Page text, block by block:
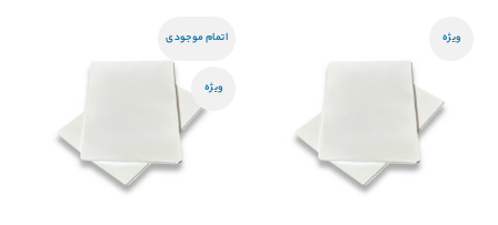
ویژه اتمام موجودی
ویژه